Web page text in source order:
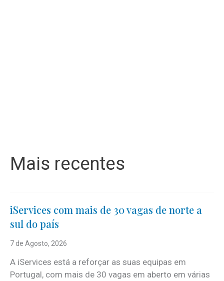
Mais recentes
iServices com mais de 30 vagas de norte a
sul do país
7 de Agosto, 2026
A iServices está a reforçar as suas equipas em
Portugal, com mais de 30 vagas em aberto em várias